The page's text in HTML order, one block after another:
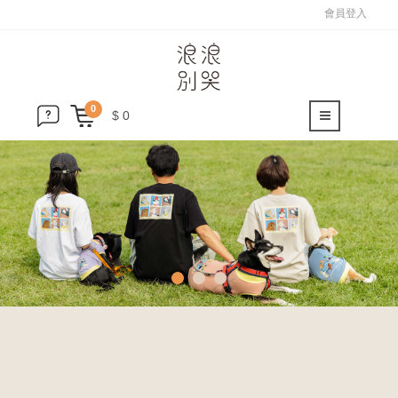
會員登入
0 $ 0